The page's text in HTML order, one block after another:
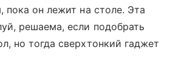
пока он лежит на столе. Эта
решаема, если подобрать
но тогда сверхтонкий гаджет